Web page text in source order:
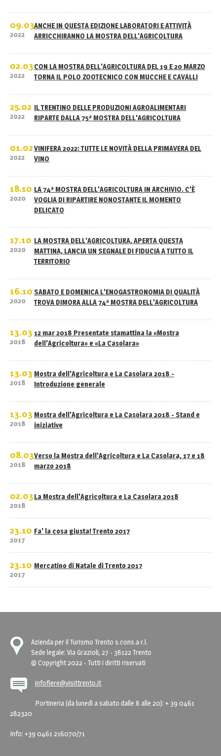
09.03
2022
ANCHE IN QUESTA EDIZIONE LABORATORI E ATTIVITÀ
ARRICCHIRANNO LA MOSTRA DELL'AGRICOLTURA
02.03
2022
CON LA MOSTRA DELL'AGRICOLTURA DEL 19 E 20 MARZO
TORNA IL POLO ZOOTECNICO CON MUCCHE E CAVALLI
25.02
2022
IL TRENTINO DELLE PRODUZIONI AGROALIMENTARI
RIPARTE DALLA 75ª MOSTRA DELL'AGRICOLTURA
01.02
2022
VINIFERA 2022: TUTTE LE NOVITÀ DELLA PRIMAVERA DEL
VINO
18.10
2020
LA 74ª MOSTRA DELL'AGRICOLTURA IN ARCHIVIO. C'È
VOGLIA DI RIPARTIRE NONOSTANTE IL MOMENTO
DELICATO
17.10
2020
LA MOSTRA DELL'AGRICOLTURA, APERTA QUESTA
MATTINA, LANCIA UN SEGNALE DI FIDUCIA A TUTTO IL
TERRITORIO
16.10
2020
SABATO E DOMENICA L'ENOGASTRONOMIA DI QUALITÀ
TROVA DIMORA ALLA 74ª MOSTRA DELL'AGRICOLTURA
13.03
2018
12 mar 2018 Presentate stamattina la «Mostra
dell'Agricoltura» e «La Casolara»
13.03
2018
Mostra dell'Agricoltura e La Casolara 2018 -
Introduzione generale
13.03
2018
Mostra dell'Agricoltura e La Casolara 2018 - Stand e
iniziative
08.03
2018
Verso la Mostra dell'Agricoltura e La Casolara, 17 e 18
marzo 2018
02.03
2018
La Mostra dell'Agricoltura e La Casolara 2018
23.10
2017
Fa' la cosa giusta! Trento 2017
23.10
2017
Mercatino di Natale di Trento 2017
Azienda per il Turismo Trento s.cons.a r.l.
Sede legale: Via Grazioli, 27 - 38122 Trento
© Copyright 2022 - Tutti i diritti riservati
infofiere@visittrento.it
Portineria (da lunedì a sabato dalle 8 alle 20): + 39 0461
282320
Info: +39 0461 216070/71